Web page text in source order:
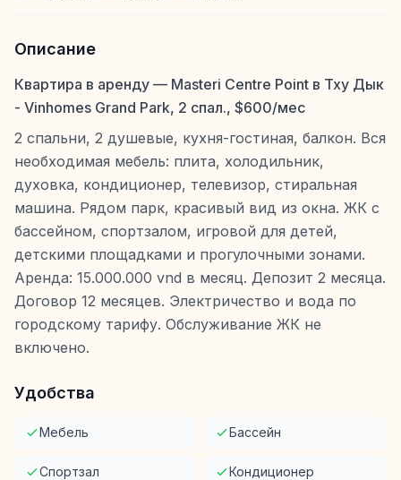
Описание
Квартира в аренду — Masteri Centre Point в Тху Дык
- Vinhomes Grand Park, 2 спал., $600/мес
2 спальни, 2 душевые, кухня-гостиная, балкон. Вся
необходимая мебель: плита, холодильник,
духовка, кондиционер, телевизор, стиральная
машина. Рядом парк, красивый вид из окна. ЖК с
бассейном, спортзалом, игровой для детей,
детскими площадками и прогулочными зонами.
Аренда: 15.000.000 vnd в месяц. Депозит 2 месяца.
Договор 12 месяцев. Электричество и вода по
городскому тарифу. Обслуживание ЖК не
включено.
Удобства
Мебель Бассейн
Спортзал Кондиционер